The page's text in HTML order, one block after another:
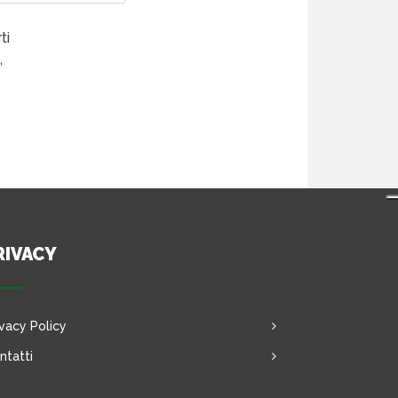
Policy